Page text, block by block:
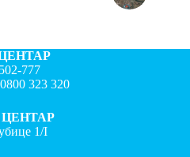
777
0800 323 320
1/I